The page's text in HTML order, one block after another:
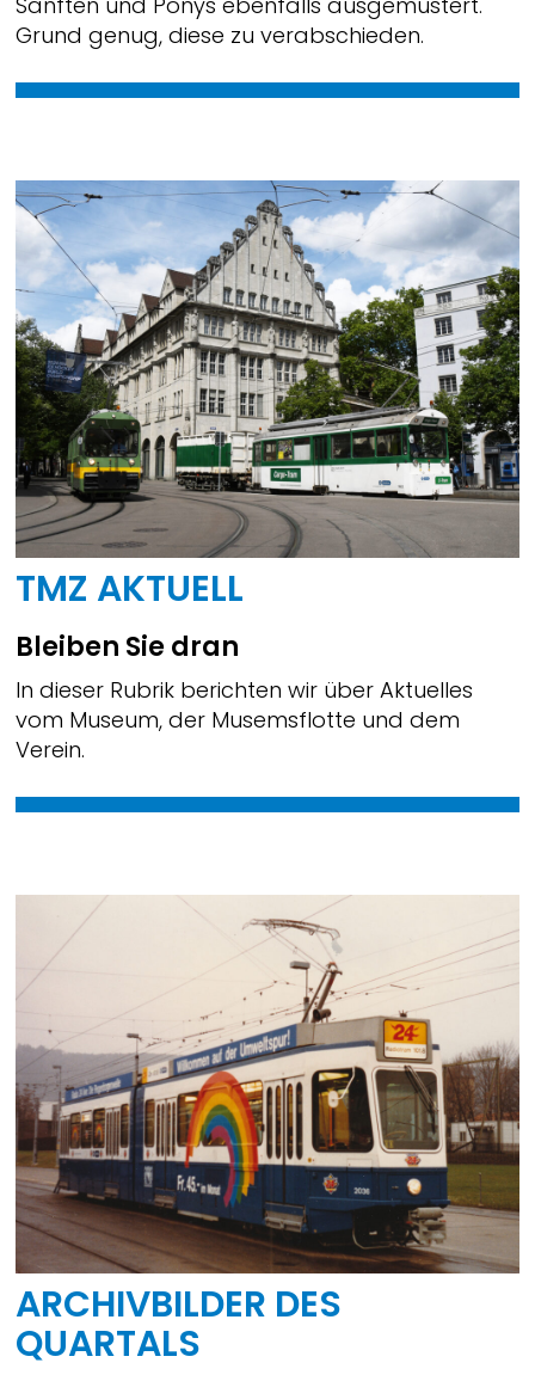
Grund genug, diese zu verabschieden.
TMZ AKTUELL
Bleiben Sie dran
In dieser Rubrik berichten wir über Aktuelles
vom Museum, der Musemsflotte und dem
Verein.
ARCHIVBILDER DES
QUARTALS